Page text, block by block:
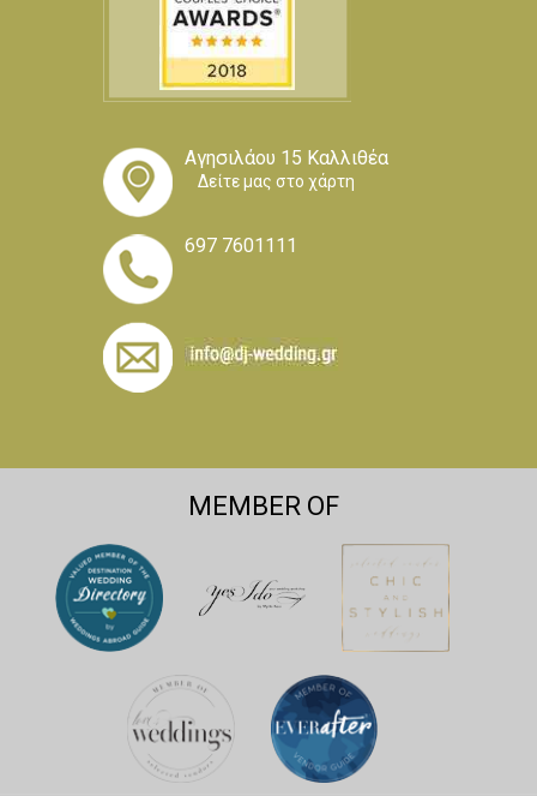
Αγησιλάου 15 Καλλιθέα
Δείτε μας στο χάρτη
697 7601111
MEMBER OF